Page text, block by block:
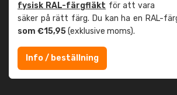
fysisk RAL-färgfläkt för att vara
säker på rätt färg. Du kan ha en RAL-
som €15,95(exklusive moms).
Info / beställning